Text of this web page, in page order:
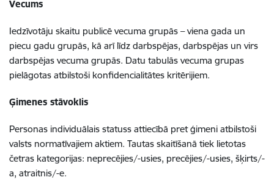
Vecums
Iedzīvotāju skaitu publicē vecuma grupās – viena gada un
piecu gadu grupās, kā arī līdz darbspējas, darbspējas un virs
darbspējas vecuma grupās. Datu tabulās vecuma grupas
pielāgotas atbilstoši konfidencialitātes kritērijiem.
Ģimenes stāvoklis
Personas individuālais statuss attiecībā pret ģimeni atbilstoši
valsts normatīvajiem aktiem. Tautas skaitīšanā tiek lietotas
četras kategorijas: neprecējies/-usies, precējies/-usies, šķirts/-
a, atraitnis/-e.